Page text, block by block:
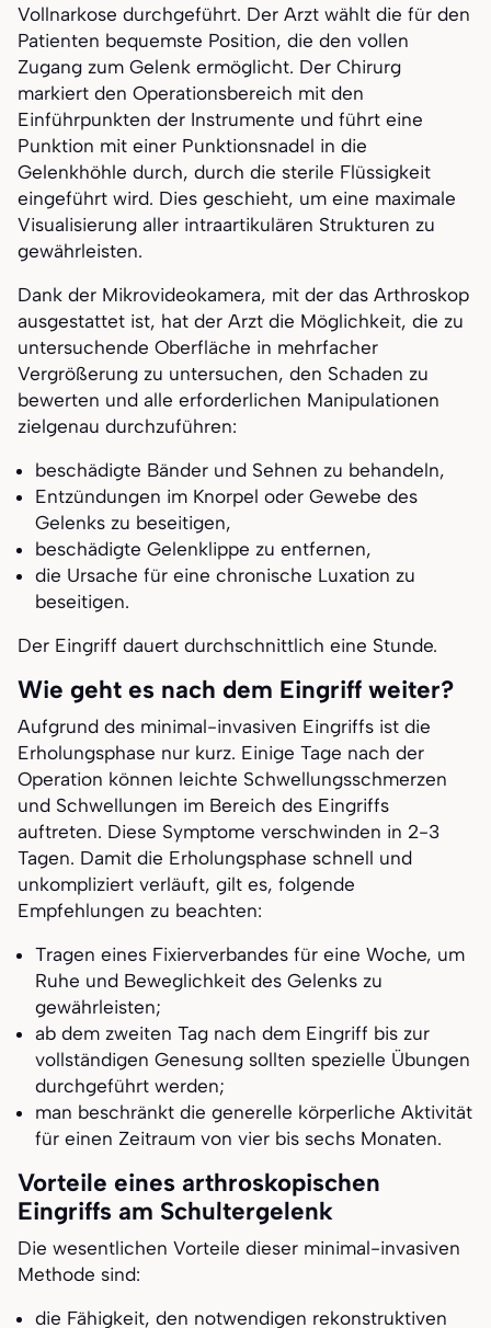
Vollnarkose durchgeführt. Der Arzt wählt die für den
Patienten bequemste Position, die den vollen
Zugang zum Gelenk ermöglicht. Der Chirurg
markiert den Operationsbereich mit den
Einführpunkten der Instrumente und führt eine
Punktion mit einer Punktionsnadel in die
Gelenkhöhle durch, durch die sterile Flüssigkeit
eingeführt wird. Dies geschieht, um eine maximale
Visualisierung aller intraartikulären Strukturen zu
gewährleisten.
Dank der Mikrovideokamera, mit der das Arthroskop
ausgestattet ist, hat der Arzt die Möglichkeit, die zu
untersuchende Oberfläche in mehrfacher
Vergrößerung zu untersuchen, den Schaden zu
bewerten und alle erforderlichen Manipulationen
zielgenau durchzuführen:
beschädigte Bänder und Sehnen zu behandeln,
Entzündungen im Knorpel oder Gewebe des
Gelenks zu beseitigen,
beschädigte Gelenklippe zu entfernen,
die Ursache für eine chronische Luxation zu
beseitigen.
Der Eingriff dauert durchschnittlich eine Stunde.
Wie geht es nach dem Eingriff weiter?
Aufgrund des minimal-invasiven Eingriffs ist die
Erholungsphase nur kurz. Einige Tage nach der
Operation können leichte Schwellungsschmerzen
und Schwellungen im Bereich des Eingriffs
auftreten. Diese Symptome verschwinden in 2-3
Tagen. Damit die Erholungsphase schnell und
unkompliziert verläuft, gilt es, folgende
Empfehlungen zu beachten:
Tragen eines Fixierverbandes für eine Woche, um
Ruhe und Beweglichkeit des Gelenks zu
gewährleisten;
ab dem zweiten Tag nach dem Eingriff bis zur
vollständigen Genesung sollten spezielle Übungen
durchgeführt werden;
man beschränkt die generelle körperliche Aktivität
für einen Zeitraum von vier bis sechs Monaten.
Vorteile eines arthroskopischen
Eingriffs am Schultergelenk
Die wesentlichen Vorteile dieser minimal-invasiven
Methode sind:
die Fähigkeit, den notwendigen rekonstruktiven